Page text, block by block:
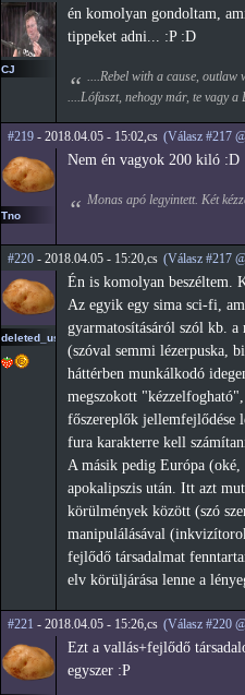
CJ
én komolyan gondoltam,
tippeket adni... :P :D
....Rebel with a cause, outlaw
....Lófaszt, nehogy már, te vagy a
#219 - 2018.04.05 - 15:02,cs (Válasz #217
Tno
Nem én vagyok 200 kiló :D
Monas apó legyintett. Két
#220 - 2018.04.05 - 15:20,cs (Válasz #217
deleted_user_2
Én is komolyan beszéltem.
Az egyik egy sima sci-fi,
gyarmatosításáról szól kb. a
(szóval semmi lézerpuska,
háttérben munkálkodó
megszokott
főszereplők jellemfejlődése
fura karakterre kell
A másik pedig Európa
apokalipszis után. Itt azt
körülmények között (szó
manipulálásával
fejlődő társadalmat
elv körüljárása lenne a
#221 - 2018.04.05 - 15:26,cs (Válasz #220
Ezt a vallás+fejlődő
egyszer :P